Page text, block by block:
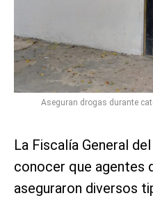
Aseguran drogas durante
La Fiscalía General
conocer que agentes
aseguraron diversos